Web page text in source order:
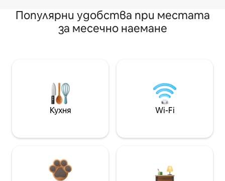
Популярни удобства при местата
за месечно наемане
Кухня Wi-Fi